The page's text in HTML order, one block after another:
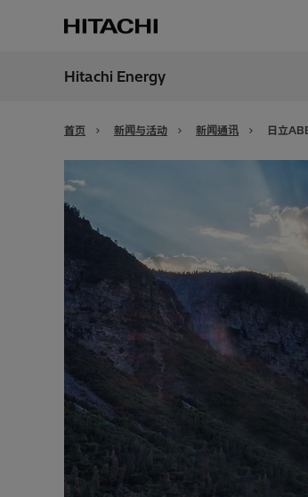
Hitachi Energy
首页 新闻与活动 新闻通讯 日立